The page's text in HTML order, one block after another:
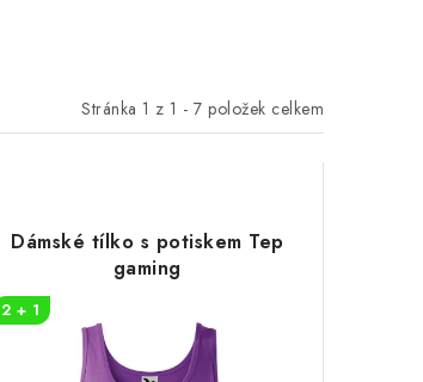
Stránka 1 z 1 - 7 položek celkem
Dámské tílko s potiskem Tep
gaming
2 + 1